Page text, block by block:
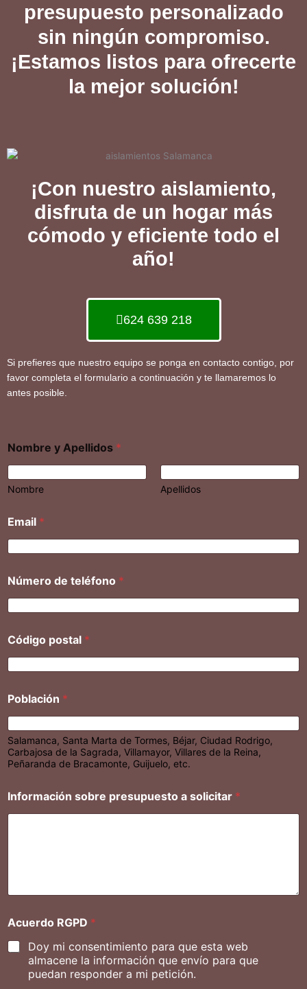
presupuesto personalizado
sin ningún compromiso.
¡Estamos listos para ofrecerte
la mejor solución!
¡Con nuestro aislamiento,
disfruta de un hogar más
cómodo y eficiente todo el
año!
624 639 218
Si prefieres que nuestro equipo se ponga en contacto contigo, por
favor completa el formulario a continuación y te llamaremos lo
antes posible.
Nombre y Apellidos *
Nombre Apellidos
Email *
Número de teléfono *
Código postal *
Población *
Salamanca, Santa Marta de Tormes, Béjar, Ciudad Rodrigo,
Carbajosa de la Sagrada, Villamayor, Villares de la Reina,
Peñaranda de Bracamonte, Guijuelo, etc.
Información sobre presupuesto a solicitar *
Acuerdo RGPD *
Doy mi consentimiento para que esta web
almacene la información que envío para que
puedan responder a mi petición.